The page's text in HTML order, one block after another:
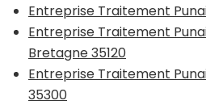
Entreprise Traitement
Entreprise Traitement
Bretagne 35120
Entreprise Traitement
35300